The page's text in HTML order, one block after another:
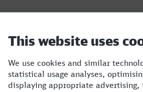
17.08.26
20:00
Wittlich Hbf